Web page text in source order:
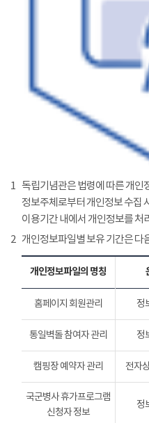
1 독립기념관은 법령에 따른 개
정보주체로부터 개인정보 수집
이용기간 내에서 개인정보를 처
2 개인정보파일별 보유 기간은 다
개인정보파일의 명칭
홈페이지 회원관리 정
통일벽돌 참여자 관리 정
캠핑장 예약자 관리 전자
국군병사 휴가프로그램
신청자 정보
정